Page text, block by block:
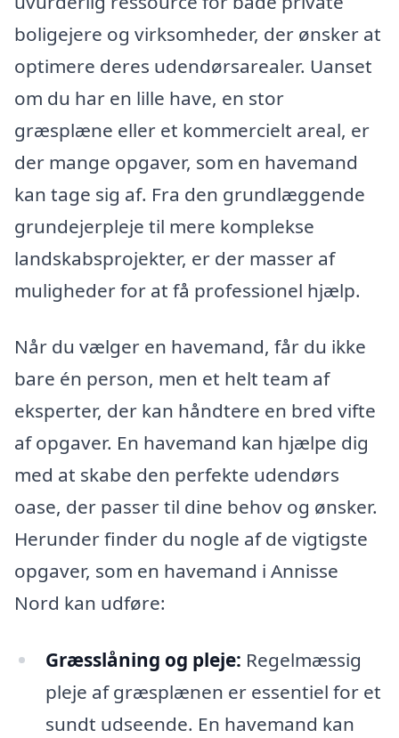
boligejere og virksomheder, der ønsker at
optimere deres udendørsarealer. Uanset
om du har en lille have, en stor
græsplæne eller et kommercielt areal, er
der mange opgaver, som en havemand
kan tage sig af. Fra den grundlæggende
grundejerpleje til mere komplekse
landskabsprojekter, er der masser af
muligheder for at få professionel hjælp.
Når du vælger en havemand, får du ikke
bare én person, men et helt team af
eksperter, der kan håndtere en bred vifte
af opgaver. En havemand kan hjælpe dig
med at skabe den perfekte udendørs
oase, der passer til dine behov og ønsker.
Herunder finder du nogle af de vigtigste
opgaver, som en havemand i Annisse
Nord kan udføre:
Græsslåning og pleje: Regelmæssig
pleje af græsplænen er essentiel for et
sundt udseende. En havemand kan